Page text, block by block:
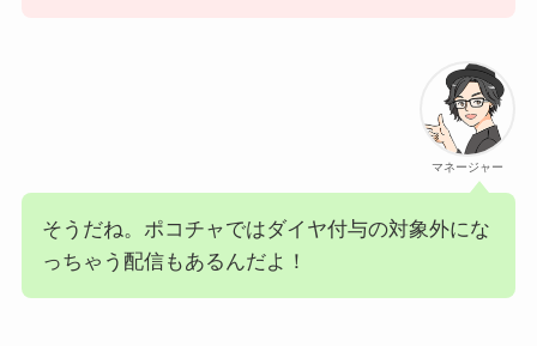
マネージャー
そうだね。ポコチャではダイヤ付与の対象外にな
っちゃう配信もあるんだよ！